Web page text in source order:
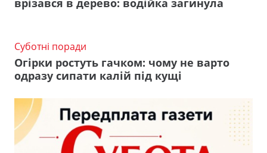
врізався в дерево: водійка загинула
Суботні поради
Огірки ростуть гачком: чому не варто
одразу сипати калій під кущі